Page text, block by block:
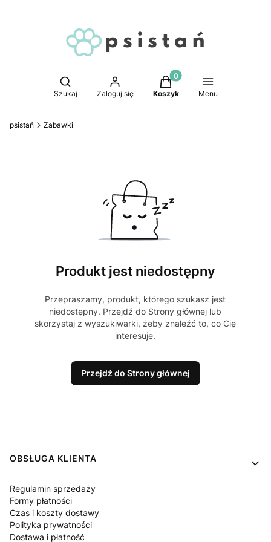
Otwórz wyszukiwarkę
Szukaj Zaloguj się
Produkty w koszyku: 0.
Koszyk Menu
psistań Zabawki
Produkt jest niedostępny
Przepraszamy, produkt, którego szukasz jest
niedostępny. Przejdź do Strony głównej lub
skorzystaj z wyszukiwarki, żeby znaleźć to, co Cię
interesuje.
Przejdź do Strony głównej
Linki w stopce
OBSŁUGA KLIENTA
Regulamin sprzedaży
Formy płatności
Czas i koszty dostawy
Polityka prywatności
Dostawa i płatność